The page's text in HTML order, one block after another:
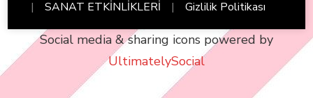
SANAT ETKİNLİKLERİ
Gizlilik Politikası
Social media & sharing icons powered by
UltimatelySocial